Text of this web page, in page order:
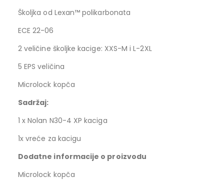
Školjka od Lexan™ polikarbonata
ECE 22-06
2 veličine školjke kacige: XXS-M i L-2XL
5 EPS veličina
Microlock kopča
Sadržaj:
1 x Nolan N30-4 XP kaciga
1x vreće za kacigu
Dodatne informacije o proizvodu
Microlock kopča